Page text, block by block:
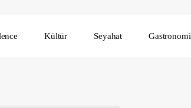
Kültür Seyahat Gastronomi